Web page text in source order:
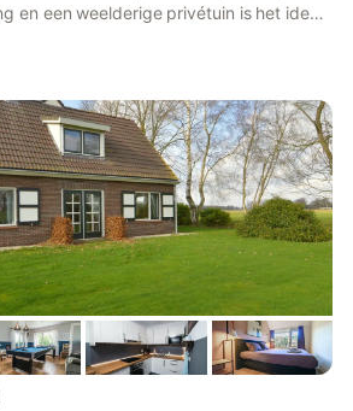
en een weelderige privétuin is het ideaal
zelfs over een sauna of
Viervoeters zijn hier van harte
volop open ruimte voor schi...